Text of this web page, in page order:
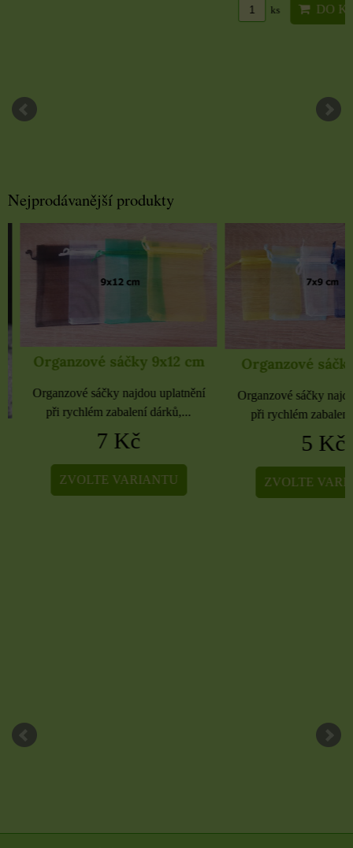
ks DO
Nejprodávanější produkty
Organzové sáčky 9x12 cm
Organzové sáčky najdou uplatnění
při rychlém zabalení dárků,...
7 Kč
ZVOLTE VARIANTU
Organzové sáčky
Organzové sáčky
při rychlém zabalení
5 Kč
ZVOLTE